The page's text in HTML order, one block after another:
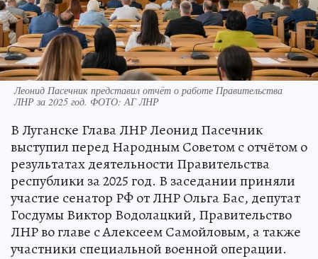
Леонид Пасечник представил отчёт о работе Правительства
ЛНР за 2025 год. ФОТО: АГ ЛНР
В Луганске Глава ЛНР Леонид Пасечник
выступил перед Народным Советом с отчётом о
результатах деятельности Правительства
республики за 2025 год. В заседании приняли
участие сенатор РФ от ЛНР Ольга Бас, депутат
Госдумы Виктор Водолацкий, Правительство
ЛНР во главе с Алексеем Самойловым, а также
участники специальной военной операции.